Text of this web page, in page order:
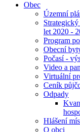
Obec
Územní
let 2020 -
Program
Obecní
Počasí -
Video a
Virtuální
Ceník
Odpady
Hlášení
O obci